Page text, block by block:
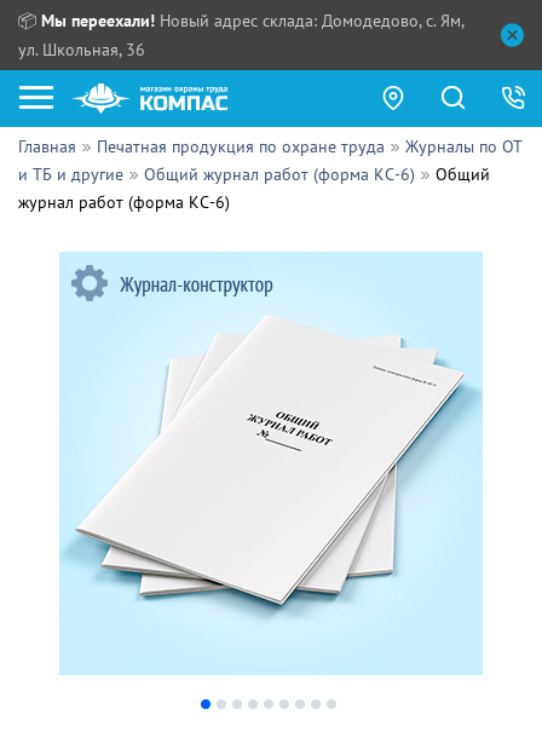
📦 Мы переехали! Новый адрес склада: Домодедово, с. Ям,
ул. Школьная, 36
Как купить?
Прайс-листы
Сотрудничество
ПН - ЧТ:
Выдача продукции:
Главная Печатная продукция по охране труда
Журналы по ОТ
и ТБ и другие
Общий журнал работ (форма КС-6)
Общий
журнал работ (форма КС-6)